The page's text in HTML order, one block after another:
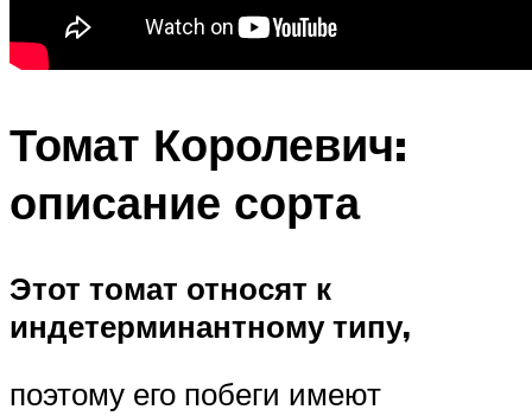
Томат Королевич:
описание сорта
Этот томат относят к
индетерминантному типу,
поэтому его побеги имеют